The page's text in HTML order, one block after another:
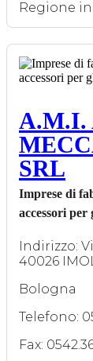
Regione
A.M.I.
SRL
Imprese di
accessori per
Indirizzo:
40026
Bologna
Telefono:
Fax: